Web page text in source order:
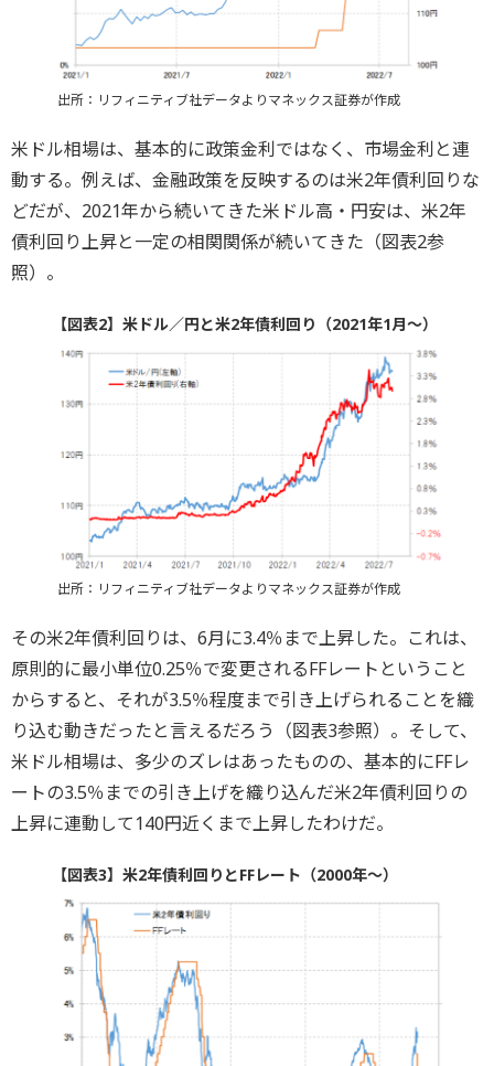
出所：リフィニティブ社データよりマネックス証券が作成
米ドル相場は、基本的に政策金利ではなく、市場金利と連
動する。例えば、金融政策を反映するのは米2年債利回りな
どだが、2021年から続いてきた米ドル高・円安は、米2年
債利回り上昇と一定の相関関係が続いてきた（図表2参
照）。
【図表2】米ドル／円と米2年債利回り（2021年1月～）
出所：リフィニティブ社データよりマネックス証券が作成
その米2年債利回りは、6月に3.4％まで上昇した。これは、
原則的に最小単位0.25％で変更されるFFレートということ
からすると、それが3.5％程度まで引き上げられることを織
り込む動きだったと言えるだろう（図表3参照）。そして、
米ドル相場は、多少のズレはあったものの、基本的にFFレ
ートの3.5％までの引き上げを織り込んだ米2年債利回りの
上昇に連動して140円近くまで上昇したわけだ。
【図表3】米2年債利回りとFFレート（2000年～）